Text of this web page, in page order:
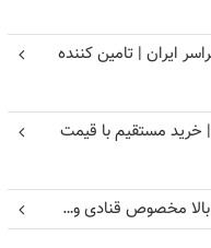
ایران | تامین کننده
فروش انواع کشمش آفتابی درجه یک تا ۳ | خرید مستقیم با قیمت
مخصوص قنادی و…